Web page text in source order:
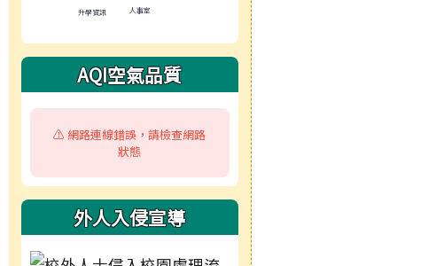
人事室
升學資訊
AQI空氣品質
⚠️ 網路連線錯誤，請檢查網路
狀態
外人入侵宣導